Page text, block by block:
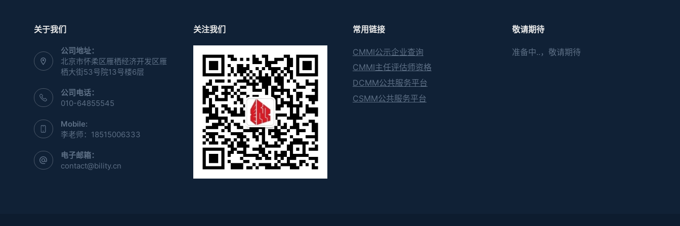
关于我们
公司地址：
北京市怀柔区雁栖经济开发区雁
栖大街53号院13号楼6层
公司电话：
010-64855545
Mobile:
李老师：18515006333
电子邮箱：
contact@bility.cn
关注我们 常用链接
CMMI公示企业查询
CMMI主任评估师资格
DCMM公共服务平台
CSMM公共服务平台
敬请期待
准备中..，敬请期待